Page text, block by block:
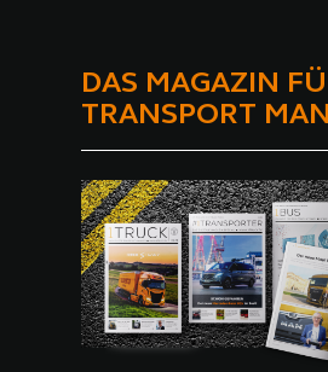
DAS MAGAZIN
TRANSPORT